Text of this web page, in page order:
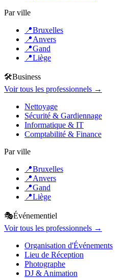
Par ville
📍Bruxelles
📍Anvers
📍Gand
📍Liège
🛠️Business
Voir tous les professionnels →
Nettoyage
Sécurité & Gardiennage
Informatique & IT
Comptabilité & Finance
Par ville
📍Bruxelles
📍Anvers
📍Gand
📍Liège
🎭Événementiel
Voir tous les professionnels →
Organisation d'Événements
Lieu de Réception
Photographe
DJ & Animation